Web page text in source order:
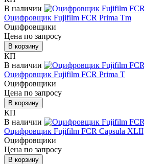
В наличии
Оцифровщик Fujifilm FCR Prima Тm
Оцифровщики
Цена по запросу
В корзину
КП
В наличии
Оцифровщик Fujifilm FCR Prima T
Оцифровщики
Цена по запросу
В корзину
КП
В наличии
Оцифровщик Fujifilm FCR Capsula XLII
Оцифровщики
Цена по запросу
В корзину